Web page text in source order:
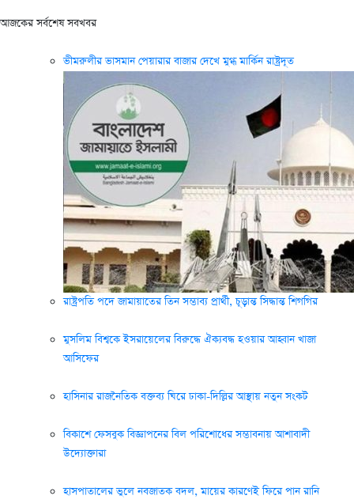
আজকের সর্বশেষ সবখবর
ভীমরুলীর ভাসমান পেয়ারার বাজার দেখে মুগ্ধ মার্কিন রাষ্ট্রদূত
রাষ্ট্রপতি পদে জামায়াতের তিন সম্ভাব্য প্রার্থী, চূড়ান্ত সিদ্ধান্ত শিগগির
মুসলিম বিশ্বকে ইসরায়েলের বিরুদ্ধে ঐক্যবদ্ধ হওয়ার আহ্বান খাজা
আসিফের
হাসিনার রাজনৈতিক বক্তব্য ঘিরে ঢাকা-দিল্লির আস্থায় নতুন সংকট
বিকাশে ফেসবুক বিজ্ঞাপনের বিল পরিশোধের সম্ভাবনায় আশাবাদী
উদ্যোক্তারা
হাসপাতালের ভুলে নবজাতক বদল, মায়ের কারণেই ফিরে পান রানি